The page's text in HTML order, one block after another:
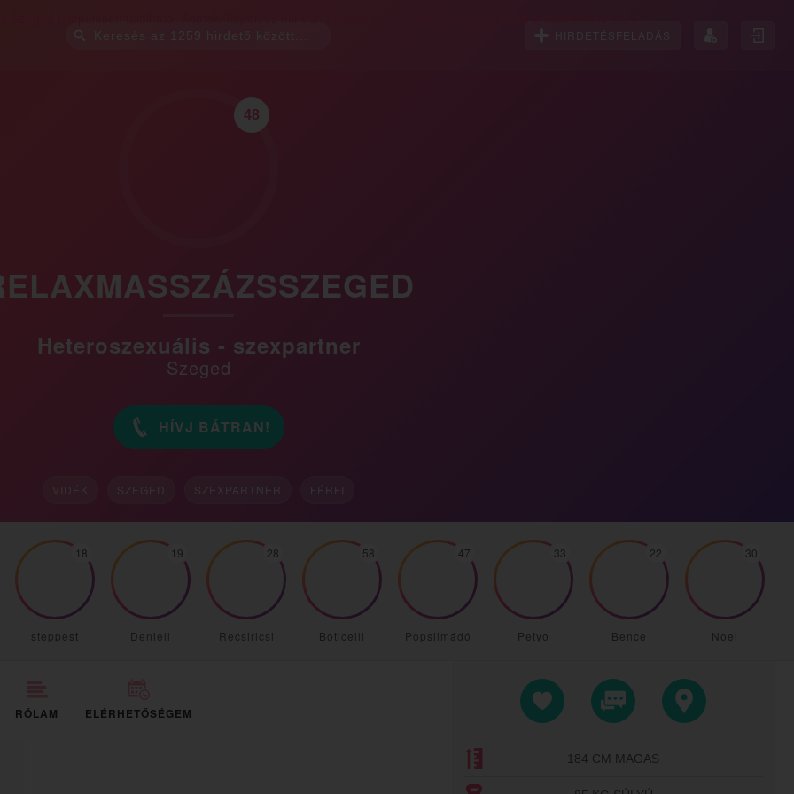
HIRDETÉSFELADÁS
48
Heteroszexuális - szexpartner
Szeged
HÍVJ BÁTRAN!
VIDÉK SZEGED SZEXPARTNER FÉRFI
steppest
18
Deniell
19
Recsiricsi
28
Boticelli
58
Popsiimádó
47
Petyo
33
Bence
22
Noel
30
RÓLAM ELÉRHETŐSÉGEM
184 CM MAGAS